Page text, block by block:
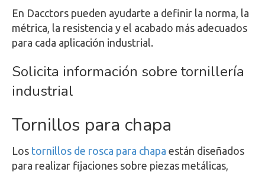
En Dacctors pueden ayudarte a definir la norma, la
métrica, la resistencia y el acabado más adecuados
para cada aplicación industrial.
Solicita información sobre tornillería
industrial
Tornillos para chapa
Los tornillos de rosca para chapa están diseñados
para realizar fijaciones sobre piezas metálicas,